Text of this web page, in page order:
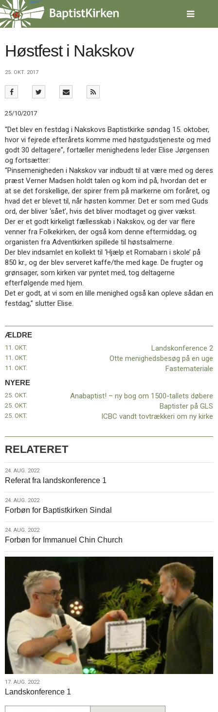
Spring
menu
over
gå
tilbage
forsiden
2.0:
Nyheder
3.0:
Kalender
4.0:
Inspiration
5.0:
Værktøjskassen
6.0:
Mission
7.0:
Om
BaptistKirken
8.0:
Kontakt
9.0:
Forside
10.0:
Nyheder
11.0:
Kalender
12.0:
Inspiration
13.0:
Værktøjskassen
14.0:
Mission
15.0:
Om
BaptistKirken
16.0:
Kontakt
Næste
bog
om
1500-
tallets
døbereForrige
indlæg:
Landskonference
Høstfest i Nakskov
25. OKT. 2017
25/10/2017
“Det blev en festdag i Nakskovs Baptistkirke søndag 15. oktober,
hvor vi fejrede efterårets komme med høstgudstjeneste og med
godt 30 deltagere”, fortæller menighedens leder Elise Jørgensen
og fortsætter:
“Pinsemenigheden i Nakskov var indbudt til at være med og deres
præst Verner Madsen holdt talen og kom ind på, hvordan det er
at se det forskellige, der spirer frem på markerne om foråret, og
hvad det er blevet til, når høsten kommer. Det er som med Guds
ord, der bliver ‘sået’, hvis det bliver modtaget og giver vækst.
Der er et godt kirkeligt fællesskab i Nakskov, og der var flere
venner fra Folkekirken, der også kom denne eftermiddag, og
organisten fra Adventkirken spillede til høstsalmerne.
Der blev indsamlet en kollekt til ‘Hjælp et Romabarn i skole’ på
850 kr., og der blev serveret kaffe/the med kage. De frugter og
grønsager, som kirken var pyntet med, tog deltagerne
efterfølgende med hjem.
Det er godt, at vi som en lille menighed også kan opleve sådan en
festdag,” slutter Elise.
ÆLDRE
11. OKT. Landskonference 2
11. OKT. Otte menighedsbesøg på en uge
11. OKT. Fastemateriale
NYERE
Anabaptist! – ny bog om 1500-tallets døbere
25. OKT.
Baptister på GLS
25. OKT.
ICBC vandt tovtrækkeri om ny kirke
25. OKT.
RELATERET
24.
aug.
2022
24. AUG. 2022
Referat fra landskonference 1
24.
aug.
2022
24. AUG. 2022
Forbøn for Baptistkirken Sindal
24.
aug.
2022
24. AUG. 2022
Forbøn for Immanuel Chin Church
17.
aug.
2022
17. AUG. 2022
Landskonference 1